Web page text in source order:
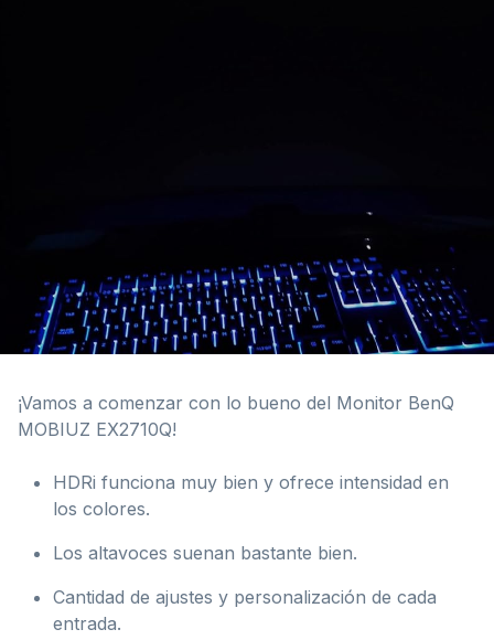
¡Vamos a comenzar con lo bueno del Monitor BenQ
MOBIUZ EX2710Q!
HDRi funciona muy bien y ofrece intensidad en
los colores.
Los altavoces suenan bastante bien.
Cantidad de ajustes y personalización de cada
entrada.